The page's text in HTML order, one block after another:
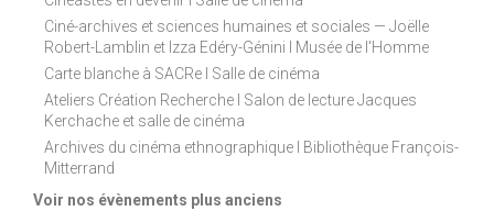
Ciné-archives et sciences humaines et sociales — Joëlle
Robert-Lamblin et Izza Edéry-Génini I Musée de l'Homme
Carte blanche à SACRe I Salle de cinéma
Ateliers Création Recherche I Salon de lecture Jacques
Kerchache et salle de cinéma
Archives du cinéma ethnographique I Bibliothèque François-
Mitterrand
Voir nos évènements plus anciens